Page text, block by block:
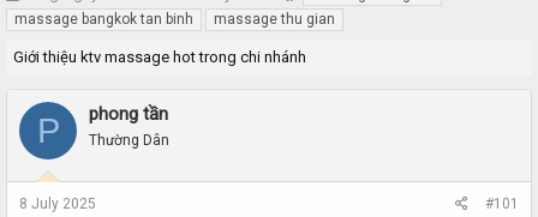
h
r
e
s
t
r
t
t
a
r
a
t
massage bangkok tan binh
massage thu gian
Giới thiệu ktv massage hot trong chi nhánh
P phong tần
Thường Dân
8 July 2025 #101